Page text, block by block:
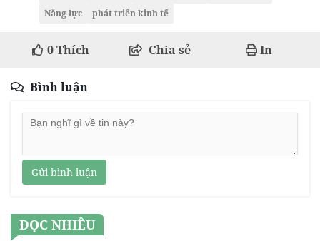
Năng lực
phát triển kinh tế
0Thích Chia sẻ In
Bình luận
Gửi bình luận
ĐỌC NHIỀU